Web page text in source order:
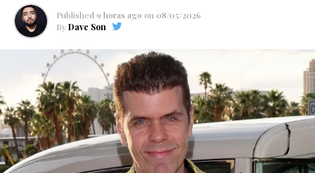
Published 9 horas ago on 08/05/2026
By Dave Son